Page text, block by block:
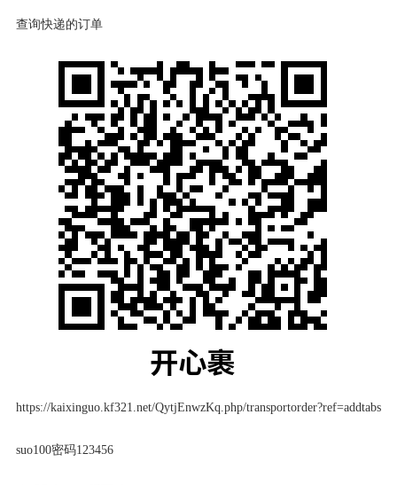
查询快递的订单
https://kaixinguo.kf321.net/QytjEnwzKq.php/transportorder?ref=addtabs
suo100密码123456